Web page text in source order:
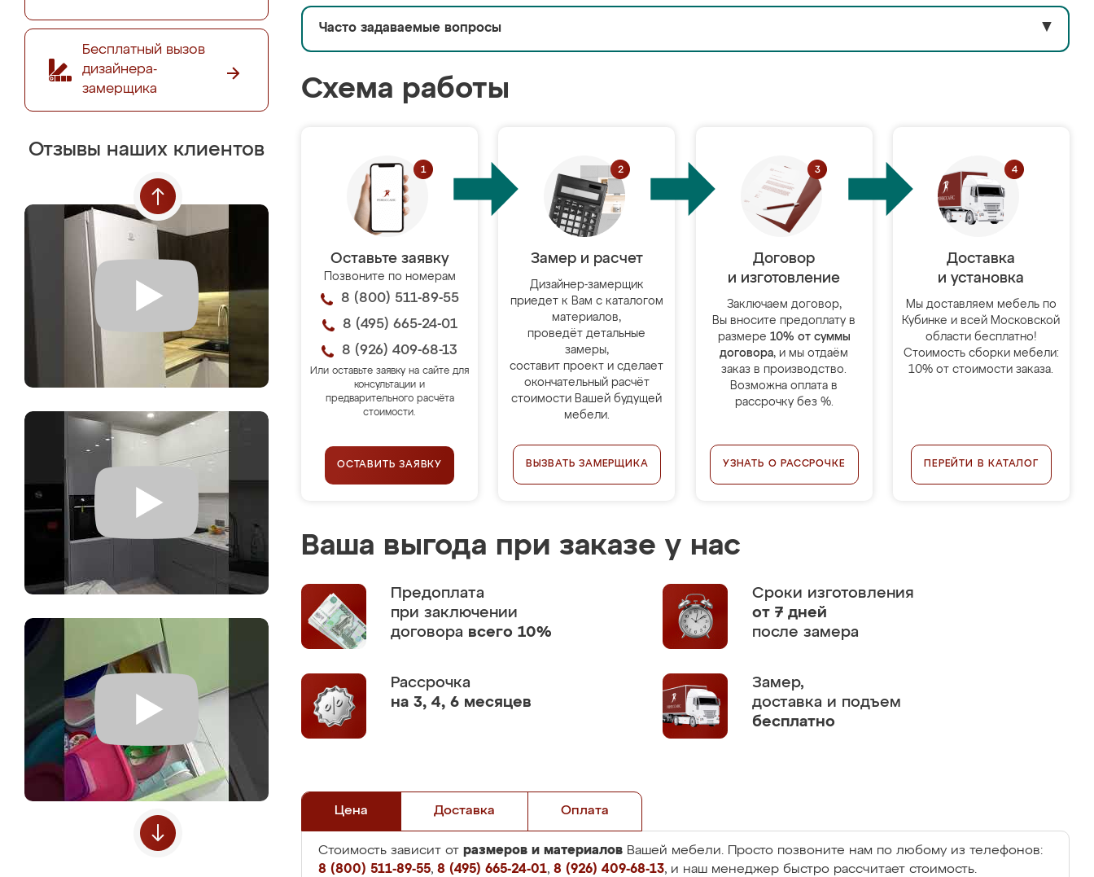
Бесплатный вызов
дизайнера-
замерщика
Отзывы наших клиентов
Часто задаваемые вопросы ▼
Схема работы
Оставьте заявку
Позвоните по номерам
8 (800) 511-89-55
8 (495) 665-24-01
8 (926) 409-68-13
Или оставьте заявку на сайте для
консультации и
предварительного расчёта
стоимости.
ОСТАВИТЬ ЗАЯВКУ
Замер и расчет
Дизайнер-замерщик
приедет к Вам с каталогом
материалов,
проведёт детальные
замеры,
составит проект и сделает
окончательный расчёт
стоимости Вашей будущей
мебели.
ВЫЗВАТЬ ЗАМЕРЩИКА
Договор
и изготовление
Заключаем договор,
Вы вносите предоплату в
размере 10% от суммы
договора, и мы отдаём
заказ в производство.
Возможна оплата в
рассрочку без %.
УЗНАТЬ О РАССРОЧКЕ
Доставка
и установка
Мы доставляем мебель по
Кубинке и всей Московской
области бесплатно!
Стоимость сборки мебели:
10% от стоимости заказа.
ПЕРЕЙТИ В КАТАЛОГ
Ваша выгода при заказе у нас
Предоплата
при заключении
договора всего 10%
Сроки изготовления
от 7 дней
после замера
Рассрочка
на 3, 4, 6 месяцев
Замер,
доставка и подъем
бесплатно
Цена Доставка Оплата
Стоимость зависит от размеров и материалов Вашей мебели. Просто позвоните нам по любому из телефонов:
8 (800) 511-89-55, 8 (495) 665-24-01, 8 (926) 409-68-13, и наш менеджер быстро рассчитает стоимость.